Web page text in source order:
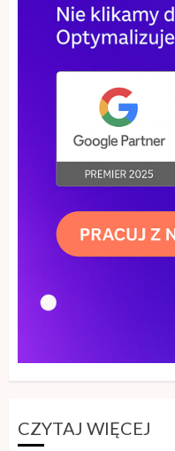
–
CZYTAJ WIĘCEJ